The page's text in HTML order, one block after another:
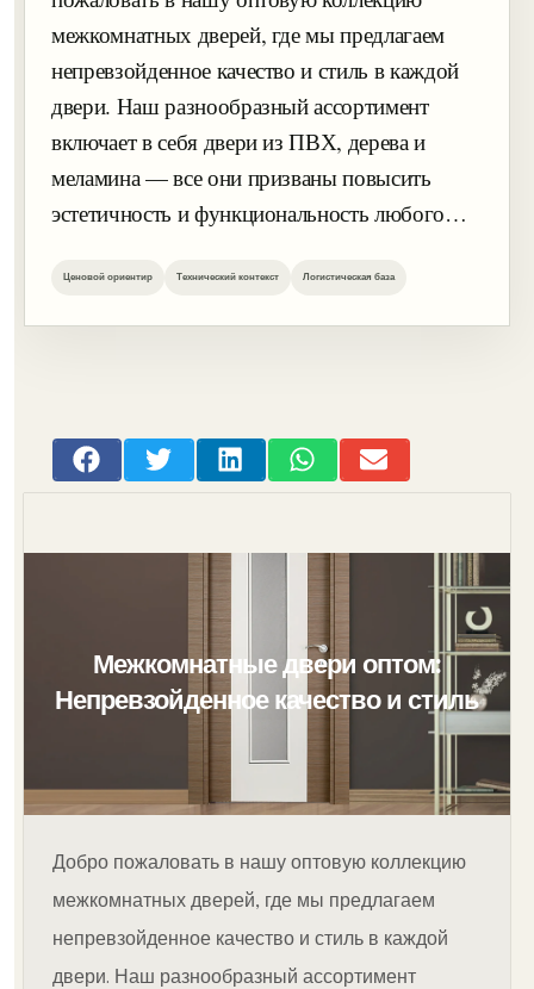
межкомнатных дверей, где мы предлагаем
непревзойденное качество и стиль в каждой
двери. Наш разнообразный ассортимент
включает в себя двери из ПВХ, дерева и
меламина — все они призваны повысить
эстетичность и функциональность любого…
Ценовой ориентир Технический контекст Логистическая база
Межкомнатные двери оптом:
Непревзойденное качество и стиль
Добро пожаловать в нашу оптовую коллекцию
межкомнатных дверей, где мы предлагаем
непревзойденное качество и стиль в каждой
двери. Наш разнообразный ассортимент